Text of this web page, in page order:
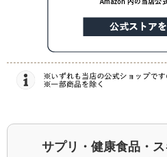
サプリ・健康食品・